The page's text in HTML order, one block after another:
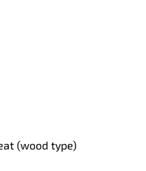
(wood type)